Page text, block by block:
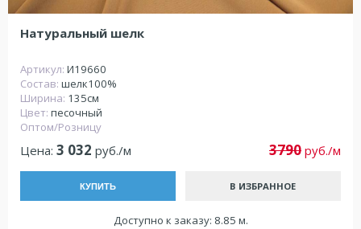
Натуральный шелк
Артикул: И19660
Состав: шелк100%
Ширина: 135см
Цвет: песочный
Оптом/Розницу
Цена: 3 032 руб./м 3790 руб./м
КУПИТЬ В ИЗБРАННОЕ
Доступно к заказу: 8.85 м.